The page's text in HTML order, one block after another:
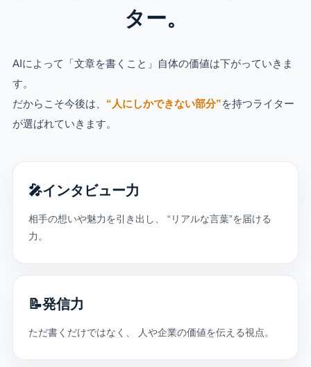
ター。
AIによって「文章を書くこと」自体の価値は下がっていきま
す。
だからこそ今後は、 “人にしかできない部分”を持つライター
が選ばれていきます。
🎤インタビュー力
相手の想いや魅力を引き出し、 “リアルな言葉”を届ける
力。
📝発信力
ただ書くだけではなく、 人や企業の価値を伝える視点。